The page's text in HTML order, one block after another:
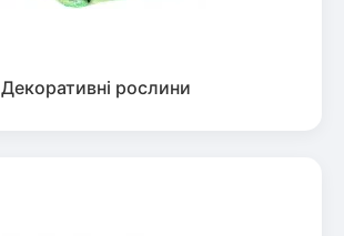
Декоративні рослини